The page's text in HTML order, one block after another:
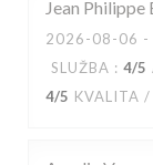
Jean Philippe
2026-08-06 -
SLUŽBA : 4/5
4/5 KVALITA /